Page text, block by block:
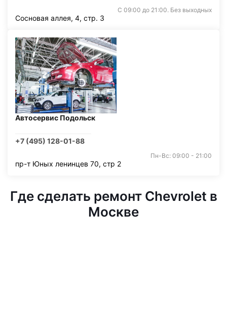
С 09:00 до 21:00. Без выходных
Сосновая аллея, 4, стр. 3
Автосервис Подольск
+7 (495) 128-01-88
Пн-Вс: 09:00 - 21:00
пр-т Юных ленинцев 70, стр 2
Где сделать ремонт Chevrolet в
Москве